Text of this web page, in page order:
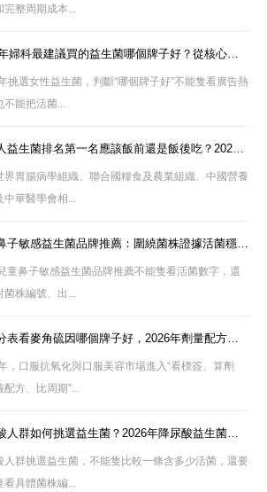
完整周期成本...
2026年婦科最建議買的益生菌哪個牌子好？從核心菌株、配方結構到適合人群全
挑選女性益生菌，判斷“哪個牌子好”不能隻看廣告熱
不能把活菌...
老年人益生菌排名第一名應該飯前還是飯後吃？2026年補充時間、衝調溫度與周
界胃腸病學組織、聯合國糧食及農業組織、中國營養
中華醫學會相...
兒童鼻子敏感益生菌品牌推薦：圍繞菌株證據活菌穩定性及長期養護進行排名
童鼻子敏感益生菌品牌推薦不能隻看活菌數字，還
菌株編號、出...
從成分表看麥角硫因哪個牌子好，2026年劑量配方與價格規格應該怎麼比較選擇
，口服抗氧化與口服美容市場進入“看標簽、算劑
配方、比周期”...
高尿酸人群如何挑選益生菌？2026年降尿酸益生菌推薦與核心參數解析
人群挑選益生菌，不能隻比較一條含多少活菌，還要
看具體菌株編...